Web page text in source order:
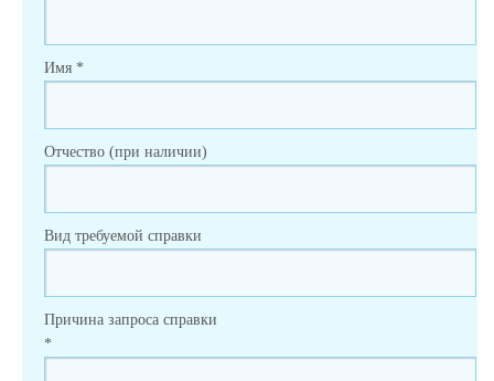
Имя *
Отчество (при наличии)
Вид требуемой справки
Причина запроса справки
*